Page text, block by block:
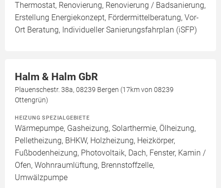
Thermostat, Renovierung, Renovierung / Badsanierung,
Erstellung Energiekonzept, Fördermittelberatung, Vor-
Ort Beratung, Individueller Sanierungsfahrplan (iSFP)
Halm & Halm GbR
Plauenschestr. 38a, 08239 Bergen (17km von 08239
Ottengrün)
HEIZUNG SPEZIALGEBIETE
Wärmepumpe, Gasheizung, Solarthermie, Ölheizung,
Pelletheizung, BHKW, Holzheizung, Heizkörper,
Fußbodenheizung, Photovoltaik, Dach, Fenster, Kamin /
Ofen, Wohnraumlüftung, Brennstoffzelle,
Umwälzpumpe